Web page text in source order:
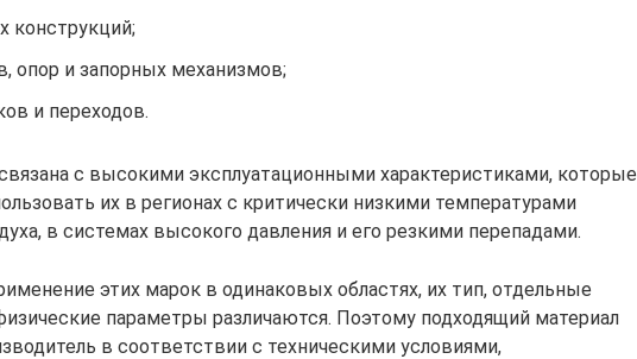
конструкций;
опор и запорных механизмов;
и переходов.
с высокими эксплуатационными характеристиками, которые
их в регионах с критически низкими температурами
в системах высокого давления и его резкими перепадами.
этих марок в одинаковых областях, их тип, отдельные
параметры различаются. Поэтому подходящий материал
в соответствии с техническими условиями,